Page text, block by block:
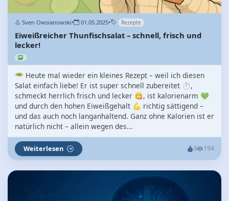
Sven Owsianowski• 01.05.2025• Rezepte
Eiweißreicher Thunfischsalat – schnell, frisch und
lecker!
🥗 Heute mal wieder ein kleines Rezept – weil ich diesen
Salat einfach liebe! Er ist super schnell zubereitet ⏱️,
schmeckt herrlich frisch und lecker 😋, ist kalorienarm 💚
und durch den hohen Eiweißgehalt 💪 richtig sättigend –
und das auch noch langanhaltend. Ganz ohne Kalorien ist er
natürlich nicht – allein wegen des...
Weiterlesen 3 194